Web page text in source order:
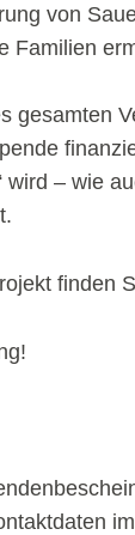
von
Familien
gesamten
wird – wie
finden